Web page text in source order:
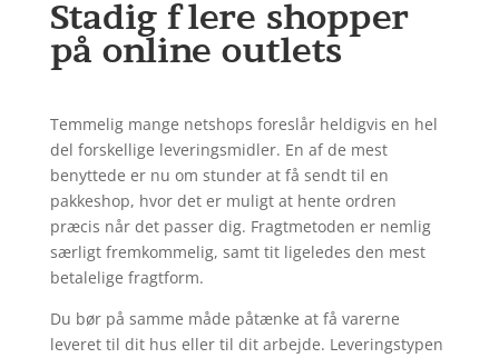
Stadig flere shopper
på online outlets
Temmelig mange netshops foreslår heldigvis en hel
del forskellige leveringsmidler. En af de mest
benyttede er nu om stunder at få sendt til en
pakkeshop, hvor det er muligt at hente ordren
præcis når det passer dig. Fragtmetoden er nemlig
særligt fremkommelig, samt tit ligeledes den mest
betalelige fragtform.
Du bør på samme måde påtænke at få varerne
leveret til dit hus eller til dit arbejde. Leveringstypen